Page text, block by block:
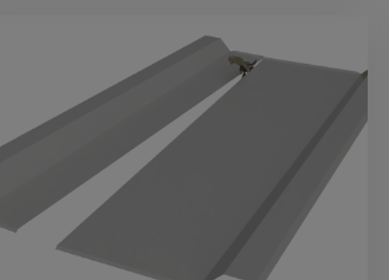
trinnlyd Mor Kristins vei: […]